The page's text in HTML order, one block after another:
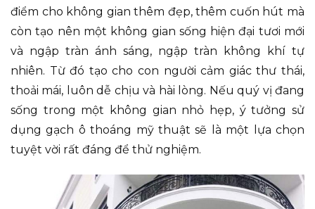
điểm cho không gian thêm đẹp, thêm cuốn hút mà
còn tạo nên một không gian sống hiện đại tươi mới
và ngập tràn ánh sáng, ngập tràn không khí tự
nhiên. Từ đó tạo cho con người cảm giác thư thái,
thoải mái, luôn dễ chịu và hài lòng. Nếu quý vị đang
sống trong một không gian nhỏ hẹp, ý tưởng sử
dụng gạch ô thoáng mỹ thuật sẽ là một lựa chọn
tuyệt vời rất đáng để thử nghiệm.